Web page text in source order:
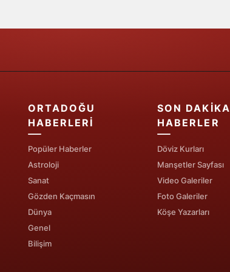
ORTADOĞU
HABERLERI
Popüler Haberler
Astroloji
Sanat
Gözden Kaçmasın
Dünya
Genel
Bilişim
SON DAKIKA
HABERLER
Döviz Kurları
Manşetler Sayfası
Video Galeriler
Foto Galeriler
Köşe Yazarları